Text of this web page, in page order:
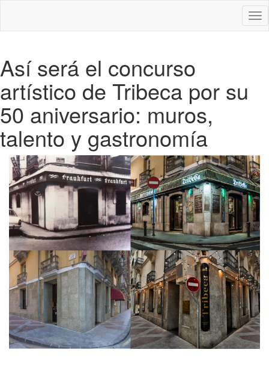
Así será el concurso
artístico de Tribeca por su
50 aniversario: muros,
talento y gastronomía